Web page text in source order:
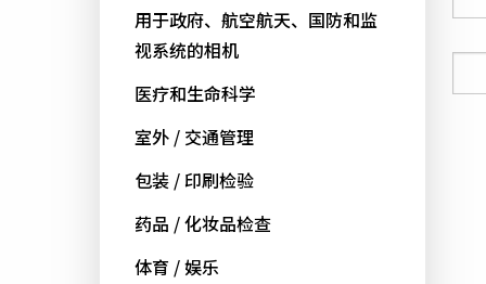
用于政府、航空航天、国防和监
视系统的相机
医疗和生命科学
室外 / 交通管理
包装 / 印刷检验
药品 / 化妆品检查
体育 / 娱乐